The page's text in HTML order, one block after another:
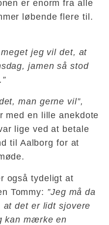
er enorm fra alle
løbende flere til.
jeg vil det, at
jamen så stod
man gerne vil”,
med en lille anekdote
lige ved at betale
til Aalborg for at
også tydeligt at
Tommy: ”Jeg må da
at det er lidt sjovere
kan mærke en